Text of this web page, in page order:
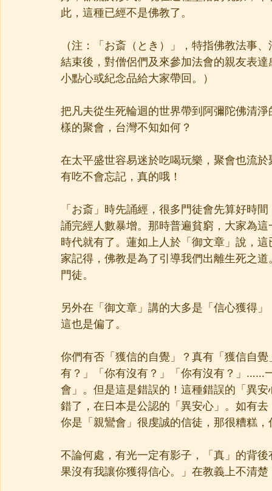
此，這種已經不是佛教了。
（注：「お斎（とき）」，特指佛教法事
結束後，對僧侶們及來參加法會的親友表
小點心或紀念品給大家帶回。）
把凡夫從生死輪迴的世界帶到阿彌陀佛清
樣的聚會，台灣不知如何？
在太平盛世容易迷於吃喝玩樂，聚會也流
有吃不會忘記，真的哦！
「お斎」時先誦經，很多門徒會先算好時
誦完經人數暴增。那時普遍貧窮，大家為
時代就有了。蓮如上人於「御文章」說，
家記得，佛教是為了引導我們出離生死之
門徒。
另外在「御文章」講的大多是「信心獲得
這也是偏了。
你們有否「獲信的自覺」？真有「獲信自
有？」「你有沒有？」「你有沒有？」……
會」。但是這是錯誤的！這種錯誤的「異
錯了，在日本是公認的「異安心」。如有
你是「親鸞會」很虔誠的信徒，那很糟糕，
不論何處，有光一定有影子，「真」的背
果沒有我讓你獲得信心。」在教義上不清